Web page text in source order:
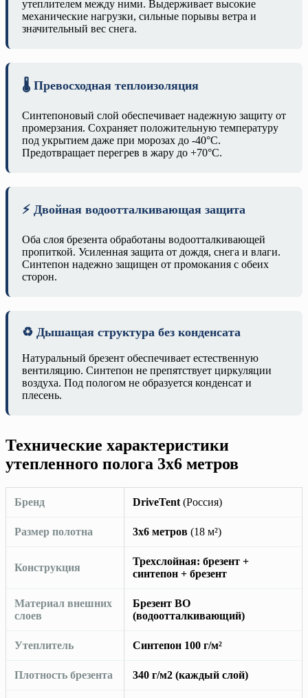
утеплителем между ними. Выдерживает высокие
механические нагрузки, сильные порывы ветра и
значительный вес снега.
🌡️ Превосходная теплоизоляция
Синтепоновый слой обеспечивает надежную защиту от
промерзания. Сохраняет положительную температуру
под укрытием даже при морозах до -40°C.
Предотвращает перегрев в жару до +70°C.
⚡ Двойная водоотталкивающая защита
Оба слоя брезента обработаны водоотталкивающей
пропиткой. Усиленная защита от дождя, снега и влаги.
Синтепон надежно защищен от промокания с обеих
сторон.
♻️ Дышащая структура без конденсата
Натуральный брезент обеспечивает естественную
вентиляцию. Синтепон не препятствует циркуляции
воздуха. Под пологом не образуется конденсат и
плесень.
Технические характеристики
утепленного полога 3х6 метров
Бренд DriveTent (Россия)
Размер полотна 3х6 метров (18 м²)
Конструкция
Трехслойная: брезент +
синтепон + брезент
Материал внешних
слоев
Брезент ВО
(водоотталкивающий)
Утеплитель Синтепон 100 г/м²
Плотность брезента 340 г/м2 (каждый слой)